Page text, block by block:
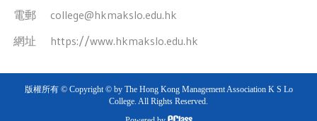
電郵 college@hkmakslo.edu.hk
網址 https://www.hkmakslo.edu.hk
版權所有 © Copyright © by The Hong Kong Management Association K S Lo
College. All Rights Reserved.